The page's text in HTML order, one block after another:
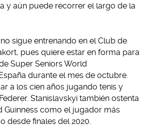
y aún puede recorrer el largo de la
sigue entrenando en el Club de
pues quiere estar en forma para
Super Seniors World
durante el mes de octubre.
a los cien años jugando tenis y
Stanislavskyi también ostenta
Guinness como el jugador más
desde finales del 2020.